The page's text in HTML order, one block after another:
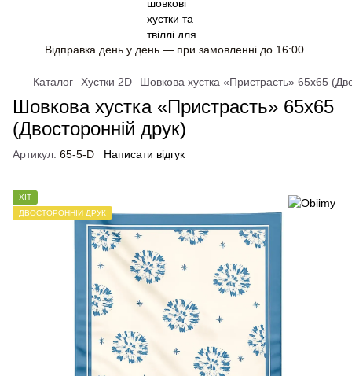
Відправка день у день — при замовленні до 16:00.
Каталог Хустки 2D Шовкова хустка «Пристрасть» 65x65
Шовкова хустка «Пристрасть» 65x65
(Двосторонній друк)
Артикул: 65-5-D Написати відгук
ХІТ
ДВОСТОРОННІЙ ДРУК